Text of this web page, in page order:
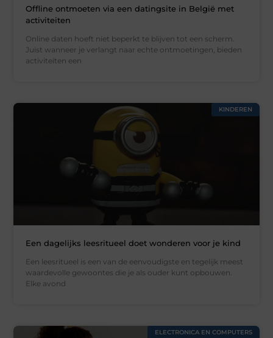
Offline ontmoeten via een datingsite in België met
activiteiten
Online daten hoeft niet beperkt te blijven tot een scherm.
Juist wanneer je verlangt naar echte ontmoetingen, bieden
activiteiten een
KINDEREN
Een dagelijks leesritueel doet wonderen voor je kind
Een leesritueel is een van de eenvoudigste en tegelijk meest
waardevolle gewoontes die je als ouder kunt opbouwen.
Elke avond
ELECTRONICA EN COMPUTERS